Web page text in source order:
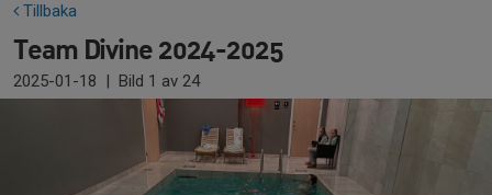
Tillbaka
Team Divine 2024-2025
2025-01-18 | Bild 1 av 24